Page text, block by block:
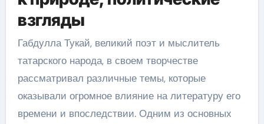
взгляды
Габдулла Тукай, великий поэт и мыслитель
татарского народа, в своем творчестве
рассматривал различные темы, которые
оказывали огромное влияние на литературу его
времени и впоследствии. Одним из основных